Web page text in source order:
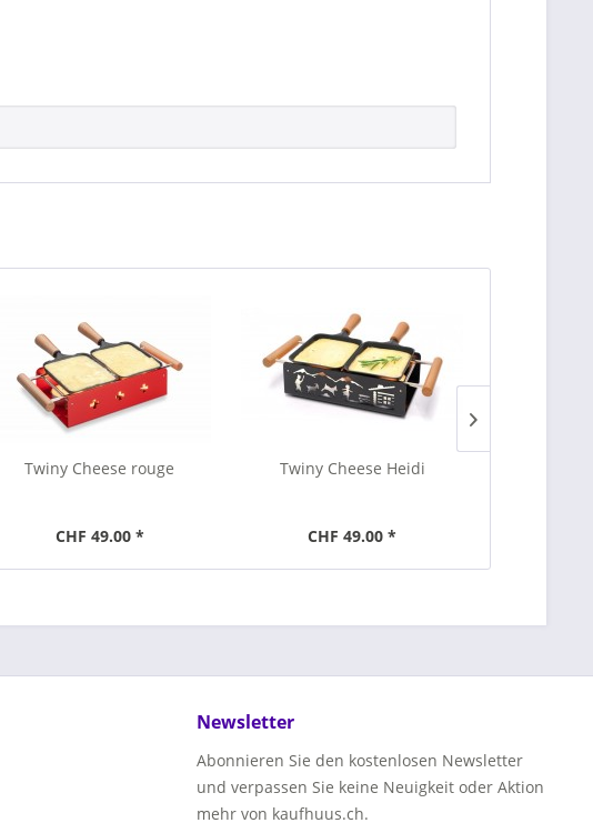
Twiny Cheese rouge
CHF 49.00 *
Twiny Cheese Heidi
CHF 49.00 *
Newsletter
Abonnieren Sie den kostenlosen Newsletter
und verpassen Sie keine Neuigkeit oder Aktion
mehr von kaufhuus.ch.